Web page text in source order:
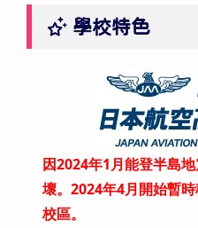
學校特色
因2024年1月能登半島
壞。2024年4月開始暫
校區。